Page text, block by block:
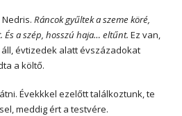
Ráncok gyűltek a szeme köré,
És a szép, hosszú haja… eltűnt. Ez van,
évtizedek alatt évszázadokat
a költő.
Évekkkel ezelőtt találkoztunk, te
meddig ért a testvére.